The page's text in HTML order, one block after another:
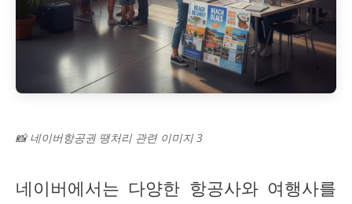
📸 네이버항공권 땡처리 관련 이미지 3
네이버에서는 다양한 항공사와 여행사를